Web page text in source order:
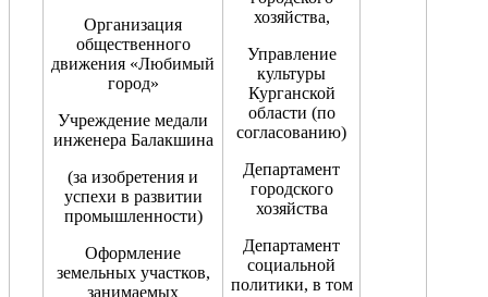
Организация
общественного
движения «Любимый
город»
Учреждение медали
инженера Балакшина
(за изобретения и
успехи в развитии
промышленности)
Оформление
земельных участков,
занимаемых
хозяйства,
Управление
культуры
Курганской
области (по
согласованию)
Департамент
городского
хозяйства
Департамент
социальной
политики, в том